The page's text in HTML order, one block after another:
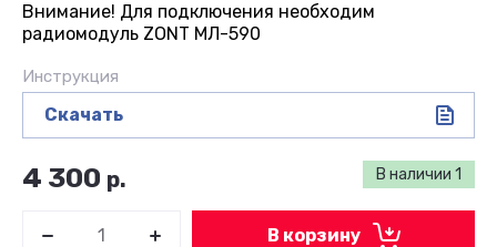
Внимание! Для подключения необходим
радиомодуль ZONT МЛ-590
Инструкция
Скачать
В наличии 1
4 300 р.
В корзину